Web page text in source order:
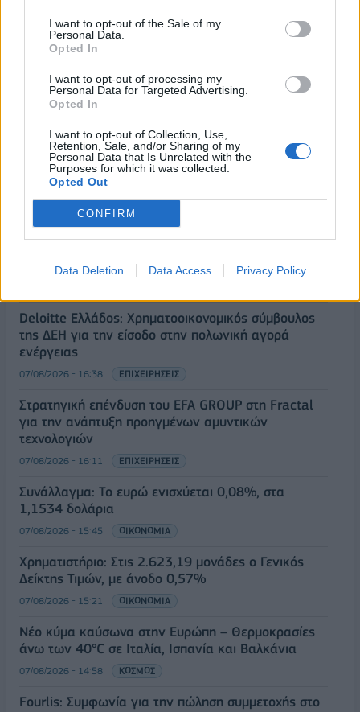
I want to opt-out of the Sale of my
Personal Data.
Opted In
I want to opt-out of processing my
Personal Data for Targeted Advertising.
Opted In
I want to opt-out of Collection, Use,
Retention, Sale, and/or Sharing of my
Personal Data that Is Unrelated with the
Purposes for which it was collected.
Opted Out
CONFIRM
Data Deletion Data Access Privacy Policy
ΡΟΗ ΕΙΔΗΣΕΩΝ
για την ενίσχυση της βιοασφάλειας
Deloitte Ελλάδος: Χρηματοοικονομικός σύμβουλος
της ΔΕΗ για την είσοδο στην πολωνική αγορά
ενέργειας
07/08/2026 - 16:38 ΕΠΙΧΕΙΡΗΣΕΙΣ
Στρατηγική επένδυση του EFA GROUP στη Fractal
για την ανάπτυξη προηγμένων αμυντικών
τεχνολογιών
07/08/2026 - 16:11 ΕΠΙΧΕΙΡΗΣΕΙΣ
Συνάλλαγμα: Το ευρώ ενισχύεται 0,08%, στα
1,1534 δολάρια
07/08/2026 - 15:45 ΟΙΚΟΝΟΜΙΑ
Χρηματιστήριο: Στις 2.623,19 μονάδες ο Γενικός
Δείκτης Τιμών, με άνοδο 0,57%
07/08/2026 - 15:21 ΟΙΚΟΝΟΜΙΑ
Νέο κύμα καύσωνα στην Ευρώπη – Θερμοκρασίες
άνω των 40°C σε Ιταλία, Ισπανία και Βαλκάνια
07/08/2026 - 14:58 ΚΟΣΜΟΣ
Fourlis: Συμφωνία για την πώληση συμμετοχής στο